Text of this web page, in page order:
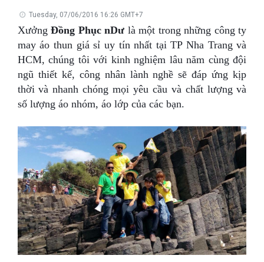
Sản phẩm
Bảng màu
Tin tức
Hướng dẫn
Tuesday, 07/06/2016 16:26 GMT+7
XưởngĐồng Phục nDư là một trong những công ty
mayáo thun giá sỉ uy tín nhất tại TP Nha Trang và
HCM, chúng tôi với kinh nghiệm lâu năm cùng đội
ngũ thiết kế, công nhân lành nghề sẽ đáp ứng kịp
thời và nhanh chóng mọi yêu cầu và chất lượng và
số lượng áo nhóm, áo lớp của các bạn.